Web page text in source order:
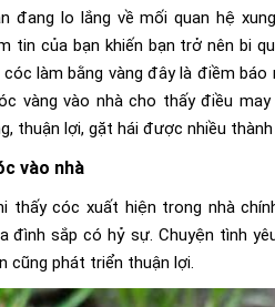
đang lo lắng về mối quan hệ
tin của bạn khiến bạn trở nên bi
làm bằng vàng đây là điềm báo
vàng vào nhà cho thấy điều
thuận lợi, gặt hái được nhiều
vào nhà
thấy cóc xuất hiện trong nhà
đình sắp có hỷ sự. Chuyện tình
cũng phát triển thuận lợi.